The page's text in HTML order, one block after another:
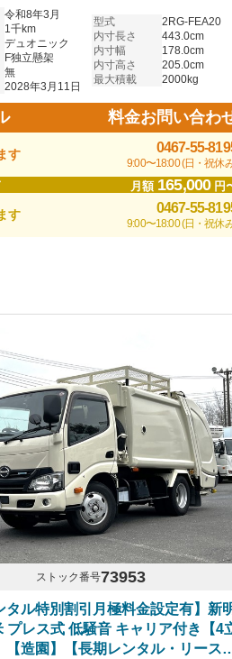
令和8年3月
1千km
デュオニック
F独立懸架
無
2028年3月11日
型式
2RG-FEA20
内寸長さ
443.0cm
内寸幅
178.0cm
内寸高さ
205.0cm
最大積載
2000kg
料金お問い合わ
す 0467-55-
9:00〜18:00 (日・祝休
月額 165,000円
す 0467-55-
9:00〜18:00 (日・祝休
ストック番号73953
タル特別割引月極料金設定有】新
プレス式 低騒音 キャリア付き【4
【造園】【長期レンタル・リース